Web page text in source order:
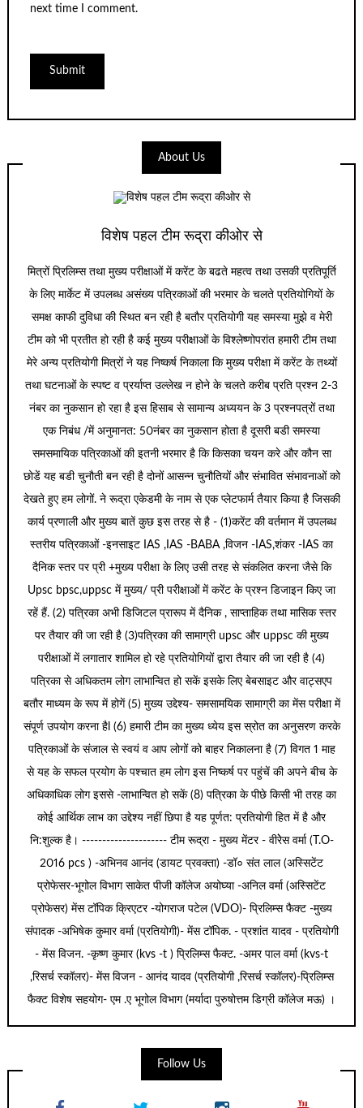
next time I comment.
About Us
विशेष पहल टीम रूद्रा कीओर से
मित्रों प्रिलिम्स तथा मुख्य परीक्षाओं में करेंट के बढते महत्व तथा उसकी प्रतिपूर्ति
के लिए मार्केट में उपलब्ध असंख्य पत्रिकाओं की भरमार के चलते प्रतियोगियों के
समक्ष काफी दुविधा की स्थित बन रही है बतौर प्रतियोगी यह समस्या मुझे व मेरी
टीम को भी प्रतीत हो रही है कई मुख्य परीक्षाओं के विश्लेष्णोपरांत हमारी टीम तथा
मेरे अन्य प्रतियोगी मित्रों ने यह निष्कर्ष निकाला कि मुख्य परीक्षा में करेंट के तथ्यों
तथा घटनाओं के स्पष्ट व प्रर्याप्त उल्लेख न होने के चलते करीब प्रति प्रश्न 2-3
नंबर का नुकसान हो रहा है इस हिसाब से सामान्य अध्ययन के 3 प्रश्नपत्रों तथा
एक निबंध /में अनुमानत: 50नंबर का नुकसान होता है दूसरी बडी समस्या
समसमायिक पत्रिकाओं की इतनी भरमार है कि किसका चयन करे और कौन सा
छोडें यह बडी चुनौती बन रही है दोनों आसन्न चुनौतियों और संभावित संभावनाओं को
देखते हुए हम लोगों. ने रूद्रा एकेडमी के नाम से एक प्लेटफार्म तैयार किया है जिसकी
कार्य प्रणाली और मुख्य बातें कुछ इस तरह से है - (1)करेंट की वर्तमान में उपलब्ध
स्तरीय पत्रिकाओं -इनसाइट IAS ,IAS -BABA ,विजन -IAS,शंकर -IAS का
दैनिक स्तर पर प्री +मुख्य परीक्षा के लिए उसी तरह से संकलित करना जैसे कि
Upsc bpsc,uppsc में मुख्य/ प्री परीक्षाओं में करेंट के प्रश्न डिजाइन किए जा
रहें हैं. (2) पत्रिका अभी डिजिटल प्रारूप में दैनिक , साप्ताहिक तथा मासिक स्तर
पर तैयार की जा रही है (3)पत्रिका की सामाग्री upsc और uppsc की मुख्य
परीक्षाओं में लगातार शामिल हो रहे प्रतियोगियों द्वारा तैयार की जा रही है (4)
पत्रिका से अधिकतम लोग लाभान्वित हो सकें इसके लिए बेबसाइट और वाट्सएप
बतौर माध्यम के रूप में होगें (5) मुख्य उद्देश्य- समसामयिक सामाग्री का मेंस परीक्षा में
संपूर्ण उपयोग करना हैl (6) हमारी टीम का मुख्य ध्येय इस स्रोत का अनुसरण करके
पत्रिकाओं के संजाल से स्वयं व आप लोगों को बाहर निकालना है (7) विगत 1 माह
से यह के सफल प्रयोग के पश्चात हम लोग इस निष्कर्ष पर पहुंचें की अपने बीच के
अधिकाधिक लोग इससे -लाभान्वित हो सकें (8) पत्रिका के पीछे किसी भी तरह का
कोई आर्थिक लाभ का उद्देश्य नहीं छिपा है यह पूर्णत: प्रतियोगी हित में है और
नि:शुल्क है। --------------------- टीम रूद्रा - मुख्य मेंटर - वीरेेस वर्मा (T.O-
2016 pcs ) -अभिनव आनंद (डायट प्रवक्ता) -डॉ० संत लाल (अस्सिटेंट
प्रोफेसर-भूगोल विभाग साकेत पीजी कॉलेज अयोघ्या -अनिल वर्मा (अस्सिटेंट
प्रोफेसर) मेंस टॉपिक क्रिएटर -योगराज पटेल (VDO)- प्रिलिम्स फैक्ट -मुख्य
संपादक -अभिषेक कुमार वर्मा (प्रतियोगी)- मेंस टॉपिक. - प्रशांत यादव - प्रतियोगी
- मेंस विजन. -कृष्ण कुमार (kvs -t ) प्रिलिम्स फैक्ट. -अमर पाल वर्मा (kvs-t
,रिसर्च स्कॉलर)- मेंस विजन - आनंद यादव (प्रतियोगी ,रिसर्च स्कॉलर)-प्रिलिम्स
फैक्ट विशेष सहयोग- एम .ए भूगोल विभाग (मर्यादा पुरुषोत्तम डिग्री कॉलेज मऊ) ।
Follow Us